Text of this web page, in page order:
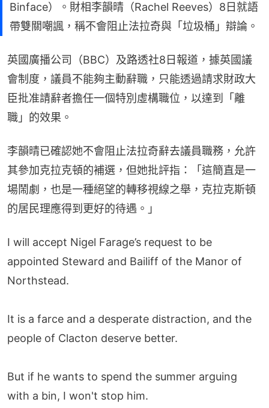
Binface）。財相李韻晴（Rachel Reeves）8日就語
帶雙關嘲諷，稱不會阻止法拉奇與「垃圾桶」辯論。
英國廣播公司（BBC）及路透社8日報道，據英國議
會制度，議員不能夠主動辭職，只能透過請求財政大
臣批准請辭者擔任一個特別虛構職位，以達到「離
職」的效果。
李韻晴已確認她不會阻止法拉奇辭去議員職務，允許
其參加克拉克頓的補選，但她批評指：「這簡直是一
場鬧劇，也是一種絕望的轉移視線之舉，克拉克斯頓
的居民理應得到更好的待遇。」
I will accept Nigel Farage’s request to be
appointed Steward and Bailiff of the Manor of
Northstead.
It is a farce and a desperate distraction, and the
people of Clacton deserve better.
But if he wants to spend the summer arguing
with a bin, I won't stop him.